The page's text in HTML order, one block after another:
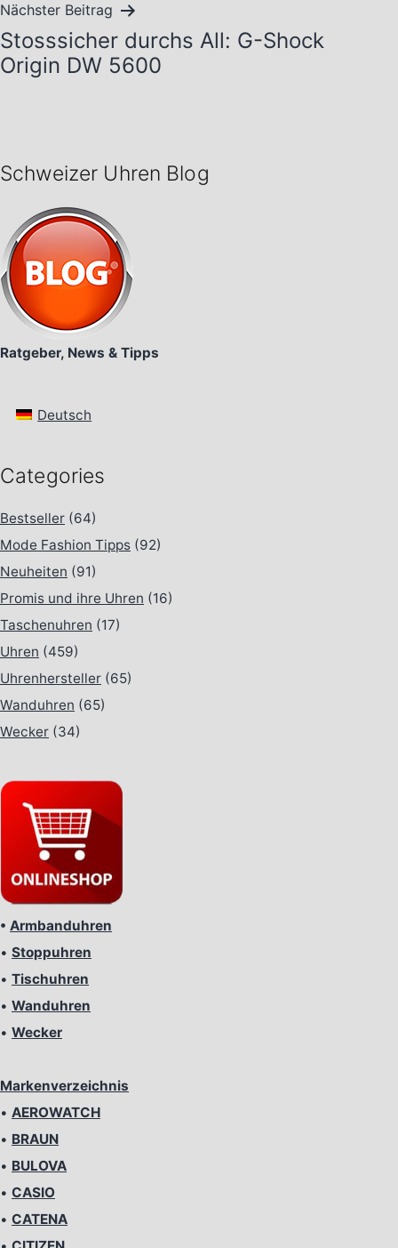
Nächster Beitrag
Stosssicher durchs All: G-Shock
Origin DW 5600
Schweizer Uhren Blog
Ratgeber, News & Tipps
Deutsch
Categories
Bestseller (64)
Mode Fashion Tipps (92)
Neuheiten (91)
Promis und ihre Uhren (16)
Taschenuhren (17)
Uhren (459)
Uhrenhersteller (65)
Wanduhren (65)
Wecker (34)
• Armbanduhren
• Stoppuhren
• Tischuhren
• Wanduhren
• Wecker
Markenverzeichnis
• AEROWATCH
• BRAUN
• BULOVA
• CASIO
• CATENA